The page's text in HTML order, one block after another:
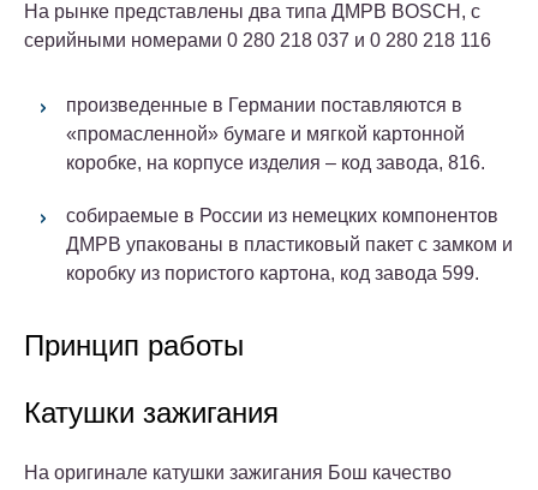
На рынке представлены два типа ДМРВ BOSCH, с
серийными номерами 0 280 218 037 и 0 280 218 116
произведенные в Германии поставляются в
«промасленной» бумаге и мягкой картонной
коробке, на корпусе изделия – код завода, 816.
собираемые в России из немецких компонентов
ДМРВ упакованы в пластиковый пакет с замком и
коробку из пористого картона, код завода 599.
Принцип работы
Катушки зажигания
На оригинале катушки зажигания Бош качество